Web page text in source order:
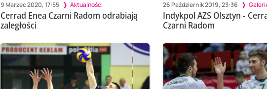
9 Marzec 2020, 17:55 Aktualności
Cerrad Enea Czarni Radom odrabiają
zaległości
26 Październik 2019, 23:36
Indykpol AZS Olsztyn -
Czarni Radom